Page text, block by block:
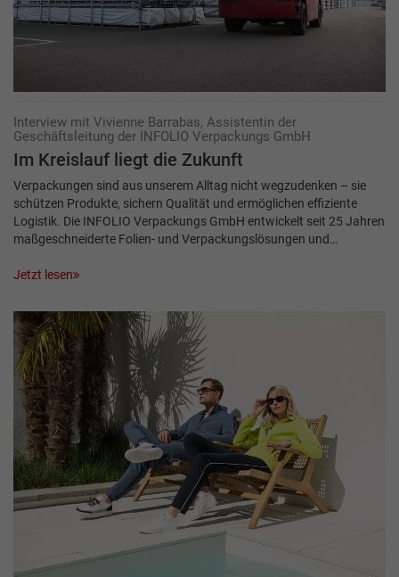
Interview mit Vivienne Barrabas, Assistentin der
Geschäftsleitung der INFOLIO Verpackungs GmbH
Im Kreislauf liegt die Zukunft
Verpackungen sind aus unserem Alltag nicht wegzudenken – sie
schützen Produkte, sichern Qualität und ermöglichen effiziente
Logistik. Die INFOLIO Verpackungs GmbH entwickelt seit 25 Jahren
maßgeschneiderte Folien- und Verpackungslösungen und…
Jetzt lesen